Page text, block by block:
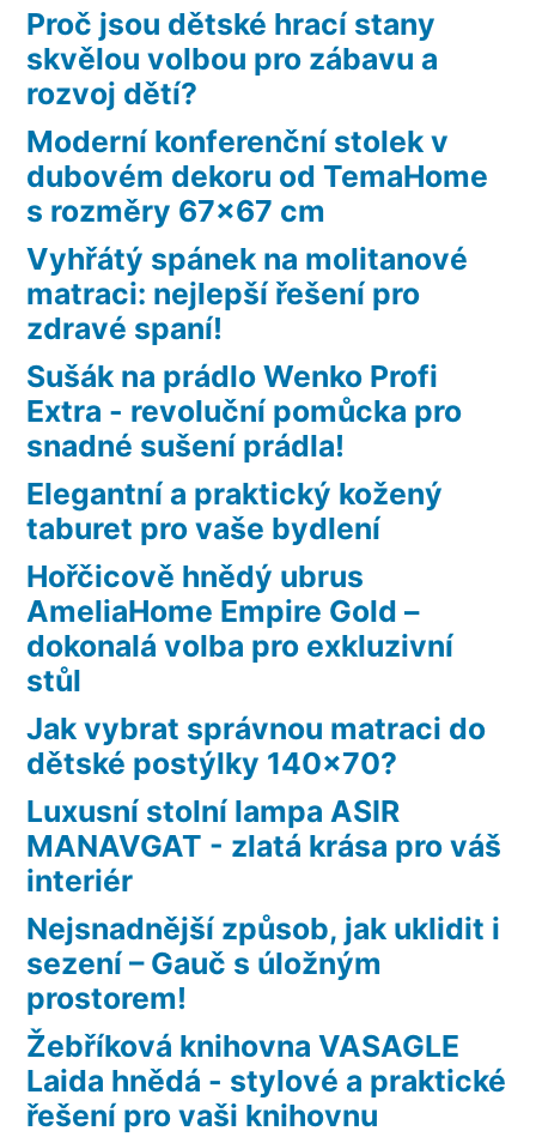
Proč jsou dětské hrací stany
skvělou volbou pro zábavu a
rozvoj dětí?
Moderní konferenční stolek v
dubovém dekoru od TemaHome
s rozměry 67×67 cm
Vyhřátý spánek na molitanové
matraci: nejlepší řešení pro
zdravé spaní!
Sušák na prádlo Wenko Profi
Extra - revoluční pomůcka pro
snadné sušení prádla!
Elegantní a praktický kožený
taburet pro vaše bydlení
Hořčicově hnědý ubrus
AmeliaHome Empire Gold –
dokonalá volba pro exkluzivní
stůl
Jak vybrat správnou matraci do
dětské postýlky 140×70?
Luxusní stolní lampa ASIR
MANAVGAT - zlatá krása pro váš
interiér
Nejsnadnější způsob, jak uklidit i
sezení – Gauč s úložným
prostorem!
Žebříková knihovna VASAGLE
Laida hnědá - stylové a praktické
řešení pro vaši knihovnu